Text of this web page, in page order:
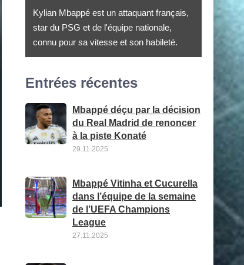
Kylian Mbappé est un attaquant français,
star du PSG et de l'équipe nationale,
connu pour sa vitesse et son habileté.
Entrées récentes
Mbappé déçu par la décision
du Real Madrid de renoncer
à la piste Konaté
29.11.2025
Mbappé Vitinha et Cucurella
dans l’équipe de la semaine
de l’UEFA Champions
League
27.11.2025